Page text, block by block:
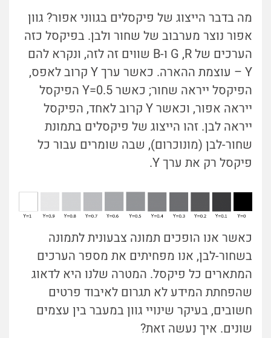
מה בדבר הייצוג של פיקסלים בגווני אפור? גוון
אפור נוצר מערבוב של שחור ולבן. בפיקסל כזה
הערכים של G ,R ו-B שווים זה לזה, ונקרא להם
Y – עוצמת ההארה. כאשר ערך Y קרוב לאפס,
הפיקסל ייראה שחור; כאשר Y=0.5 הפיקסל
ייראה אפור, וכאשר Y קרוב לאחד, הפיקסל
ייראה לבן. זהו הייצוג של פיקסלים בתמונת
שחור-לבן (מונוכרום), שבה שומרים עבור כל
פיקסל רק את ערך Y.
כאשר אנו הופכים תמונה צבעונית לתמונה
בשחור-לבן, אנו מפחיתים את מספר הערכים
המתארים כל פיקסל. המטרה שלנו היא לדאוג
שהפחתת המידע לא תגרום לאיבוד פרטים
חשובים, בעיקר שינויי גוון במעבר בין עצמים
שונים. איך נעשה זאת?